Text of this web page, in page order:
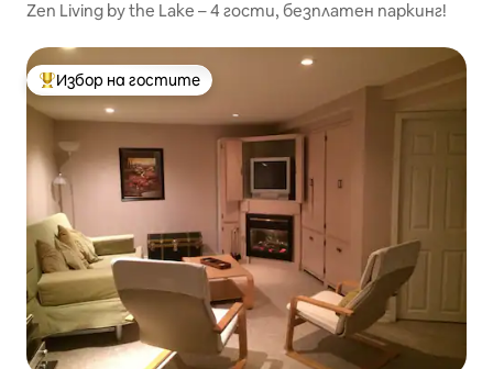
Zen Living by the Lake – 4 гости, безплатен паркинг!
Най-популярен избор на гостите
Избор на гостите